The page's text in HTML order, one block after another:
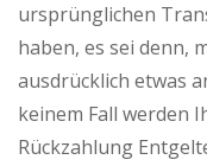
ursprünglichen
haben, es sei denn,
ausdrücklich etwas
keinem Fall werden
Rückzahlung